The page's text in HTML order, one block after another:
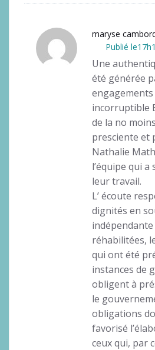
maryse
Publié
Une
été générée
incorruptible
de la no
presciente et
Nathalie
l’équipe qui
leur travail.
L’ écoute
dignités en
indépendante
réhabilitées,
qui ont été
instances de
obligent à
le
obligations
favorisé
ceux qui, par